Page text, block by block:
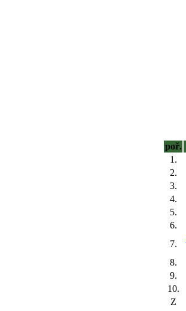
poř.
1.
2.
3.
4.
5.
6.
7.
8.
9.
10.
Z